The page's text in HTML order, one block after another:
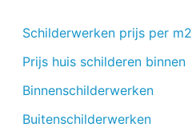
Schilderwerken prijs per m2
Prijs huis schilderen binnen
Binnenschilderwerken
Buitenschilderwerken